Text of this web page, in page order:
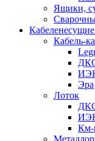
Ящики,
Кабель-
Эра
Лоток
Км-